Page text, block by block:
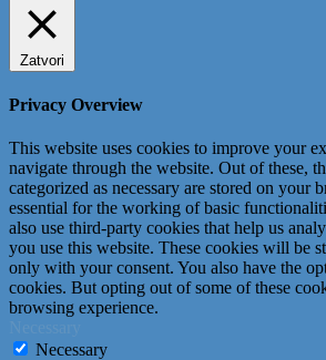
Zatvori
Privacy Overview
This website uses cookies to improve your
navigate through the website. Out of these,
categorized as necessary are stored on your
essential for the working of basic
also use third-party cookies that help us
you use this website. These cookies will be
only with your consent. You also have the
cookies. But opting out of some of these
browsing experience.
Necessary